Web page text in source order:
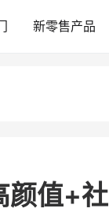
新零售产品
颜值+